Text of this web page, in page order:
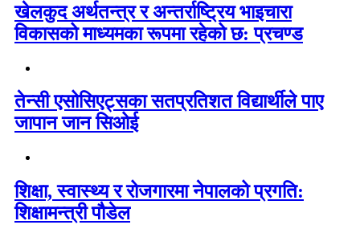
खेलकुद अर्थतन्त्र र अन्तर्राष्ट्रिय भाइचारा
विकासको माध्यमका रूपमा रहेको छ: प्रचण्ड
तेन्सी एसोसिएट्सका सतप्रतिशत विद्यार्थीले पाए
जापान जान सिओई
शिक्षा, स्वास्थ्य र रोजगारमा नेपालको प्रगति:
शिक्षामन्त्री पौडेल